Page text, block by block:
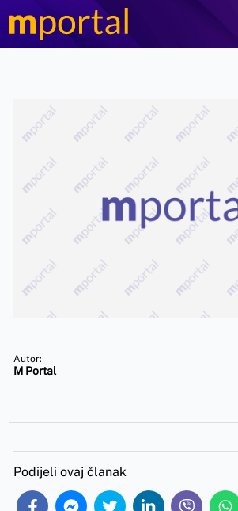
Autor:
M Portal
Podijeli ovaj članak